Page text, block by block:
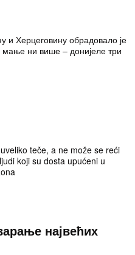
и Херцеговину обрадовало је
ни више – донијеле три
teče, a ne može se reći
koji su dosta upućeni u
највећих